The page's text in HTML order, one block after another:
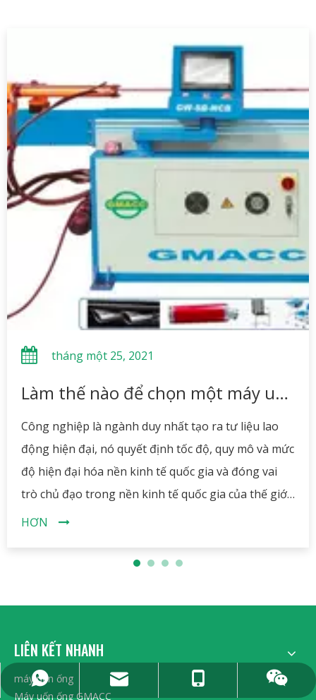
tháng một 25, 2021
Làm thế nào để chọn một máy uốn ống thủy lực?
Công nghiệp là ngành duy nhất tạo ra tư liệu lao
động hiện đại, nó quyết định tốc độ, quy mô và mức
độ hiện đại hóa nền kinh tế quốc gia và đóng vai
trò chủ đạo trong nền kinh tế quốc gia của thế giới
đương đại. Sự tiến bộ của ngành công nghiệp đã
máy uốn là một đại diện tiêu biểu trong số đó. Hôm
ống, đó chính là máy uốn ống thủy lực. Nhiều
viết này sẽ giải đáp thắc mắc của bạn.
HƠN
+86 15962359991
sales@gmacc.cn
0086 13606222268
15962359991
LIÊN KẾT NHANH
máy uốn ống
Máy uốn ống GMACC